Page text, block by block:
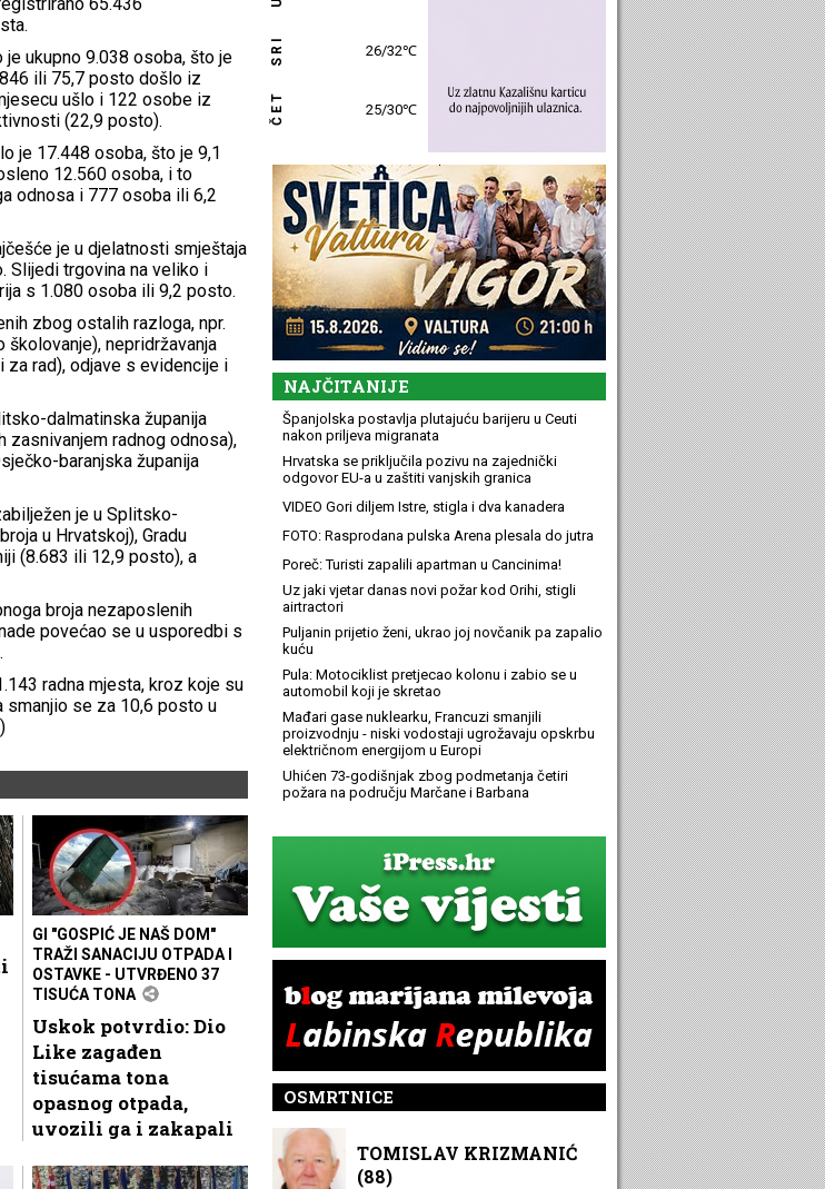
ukupno 9.038 osoba, što je
ili 75,7 posto došlo iz
ušlo i 122 osobe iz
(22,9 posto).
je 17.448 osoba, što je 9,1
12.560 osoba, i to
odnosa i 777 osoba ili 6,2
je u djelatnosti smještaja
Slijedi trgovina na veliko i
s 1.080 osoba ili 9,2 posto.
zbog ostalih razloga, npr.
nepridržavanja
rad), odjave s evidencije i
dalmatinska županija
radnog odnosa),
baranjska županija
je u Splitsko-
u Hrvatskoj), Gradu
(8.683 ili 12,9 posto), a
broja nezaposlenih
povećao se u usporedbi s
radna mjesta, kroz koje su
smanjio se za 10,6 posto u
GI "GOSPIĆ JE NAŠ DOM"
TRAŽI SANACIJU OTPADA I
OSTAVKE - UTVRĐENO 37
TISUĆA TONA
Uskok potvrdio: Dio
Like zagađen
tisućama tona
opasnog otpada,
uvozili ga i zakapali
SRI 27/31℃
ČET 26/31℃
NAJČITANIJE
Španjolska postavlja plutajuću barijeru u Ceuti
nakon priljeva migranata
Hrvatska se priključila pozivu na zajednički
odgovor EU-a u zaštiti vanjskih granica
VIDEO Gori diljem Istre, stigla i dva kanadera
FOTO: Rasprodana pulska Arena plesala do jutra
Poreč: Turisti zapalili apartman u Cancinima!
Uz jaki vjetar danas novi požar kod Orihi, stigli
airtractori
Puljanin prijetio ženi, ukrao joj novčanik pa zapalio
kuću
Pula: Motociklist pretjecao kolonu i zabio se u
automobil koji je skretao
Mađari gase nuklearku, Francuzi smanjili
proizvodnju - niski vodostaji ugrožavaju opskrbu
električnom energijom u Europi
Uhićen 73-godišnjak zbog podmetanja četiri
požara na području Marčane i Barbana
OSMRTNICE
TOMISLAV KRIZMANIĆ
(88)